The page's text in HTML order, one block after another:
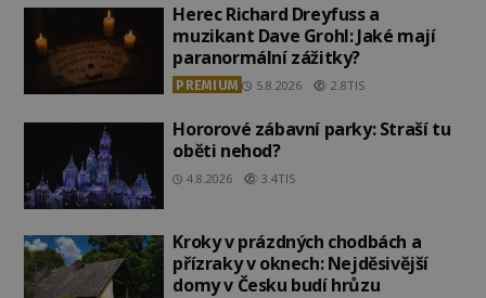
Herec Richard Dreyfuss a
muzikant Dave Grohl: Jaké mají
paranormální zážitky?
PREMIUM 5.8.2026 2.8TIS
Hororové zábavní parky: Straší tu
oběti nehod?
4.8.2026 3.4TIS
Kroky v prázdných chodbách a
přízraky v oknech: Nejděsivější
domy v Česku budí hrůzu